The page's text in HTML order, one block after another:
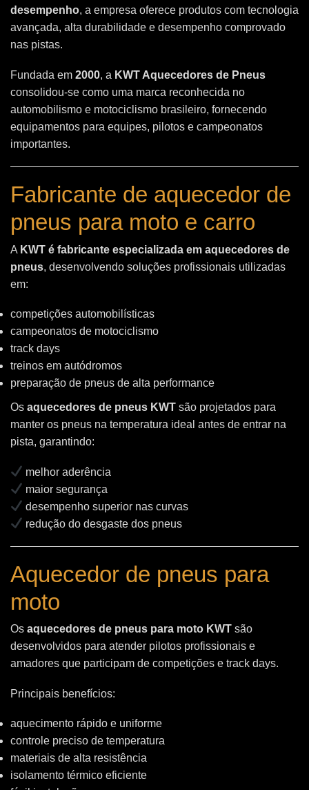
desempenho, a empresa oferece produtos com tecnologia
avançada, alta durabilidade e desempenho comprovado
nas pistas.
Fundada em 2000, a KWT Aquecedores de Pneus
consolidou-se como uma marca reconhecida no
automobilismo e motociclismo brasileiro, fornecendo
equipamentos para equipes, pilotos e campeonatos
importantes.
Fabricante de aquecedor de
pneus para moto e carro
A KWT é fabricante especializada em aquecedores de
pneus, desenvolvendo soluções profissionais utilizadas
em:
competições automobilísticas
campeonatos de motociclismo
track days
treinos em autódromos
preparação de pneus de alta performance
Os aquecedores de pneus KWT são projetados para
manter os pneus na temperatura ideal antes de entrar na
pista, garantindo:
melhor aderência
maior segurança
desempenho superior nas curvas
redução do desgaste dos pneus
Aquecedor de pneus para
moto
Os aquecedores de pneus para moto KWT são
desenvolvidos para atender pilotos profissionais e
amadores que participam de competições e track days.
Principais benefícios:
aquecimento rápido e uniforme
controle preciso de temperatura
materiais de alta resistência
isolamento térmico eficiente